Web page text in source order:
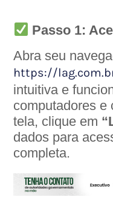
Passo 1:
Abra seu
https://
intuitiva e
computadores e
tela, clique em
dados para
completa.